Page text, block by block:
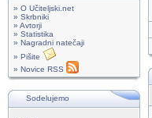
» O Učiteljski.net
» Skrbniki
» Avtorji
» Statistika
» Nagradni natečaji
» Pišite
» Novice RSS
Sodelujemo